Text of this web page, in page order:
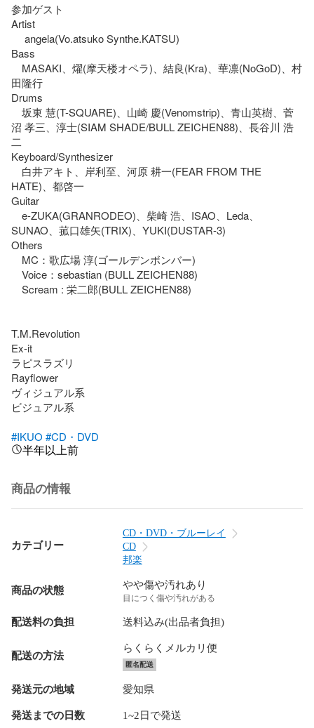
参加ゲスト
Artist
angela(Vo.atsuko Synthe.KATSU)
Bass
MASAKI、燿(摩天楼オペラ)、結良(Kra)、華凛(NoGoD)、村
田隆行
Drums
坂東 慧(T-SQUARE)、山崎 慶(Venomstrip)、青山英樹、菅
沼 孝三、淳士(SIAM SHADE/BULL ZEICHEN88)、長谷川 浩
二
Keyboard/Synthesizer
白井アキト、岸利至、河原 耕一(FEAR FROM THE
HATE)、都啓一
Guitar
e-ZUKA(GRANRODEO)、柴崎 浩、ISAO、Leda、
SUNAO、菰口雄矢(TRIX)、YUKI(DUSTAR-3)
Others
MC：歌広場 淳(ゴールデンボンバー)
Voice：sebastian (BULL ZEICHEN88)
Scream : 栄二郎(BULL ZEICHEN88)
T.M.Revolution
Ex-it
ラピスラズリ
Rayflower
ヴィジュアル系
ビジュアル系
#IKUO #CD・DVD
半年以上前
商品の情報
カテゴリー
CD・DVD・ブルーレイ
CD
邦楽
商品の状態 やや傷や汚れあり
目につく傷や汚れがある
配送料の負担 送料込み(出品者負担)
配送の方法
らくらくメルカリ便
匿名配送
発送元の地域 愛知県
発送までの日数 1~2日で発送